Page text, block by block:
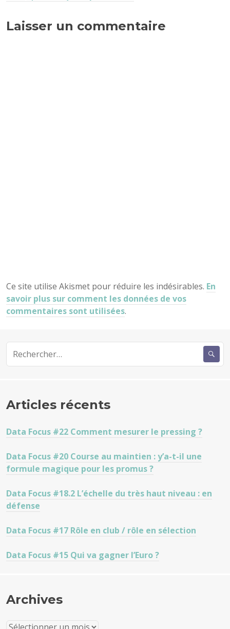
Laisser un commentaire
Ce site utilise Akismet pour réduire les indésirables. En
savoir plus sur comment les données de vos
commentaires sont utilisées.
Articles récents
Data Focus #22 Comment mesurer le pressing ?
Data Focus #20 Course au maintien : y’a-t-il une
formule magique pour les promus ?
Data Focus #18.2 L’échelle du très haut niveau : en
défense
Data Focus #17 Rôle en club / rôle en sélection
Data Focus #15 Qui va gagner l’Euro ?
Archives
Archives